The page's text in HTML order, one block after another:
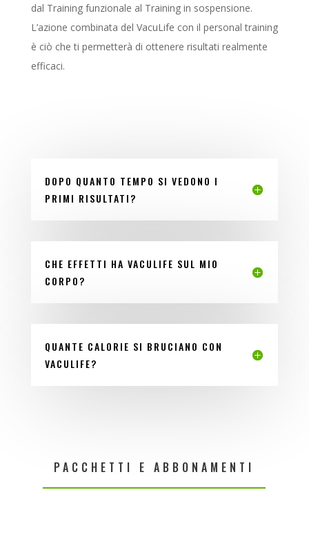
dal Training funzionale al Training in sospensione.
L’azione combinata del VacuLife con il personal training
è ciò che ti permetterà di ottenere risultati realmente
efficaci.
DOPO QUANTO TEMPO SI VEDONO I
PRIMI RISULTATI?
CHE EFFETTI HA VACULIFE SUL MIO
CORPO?
QUANTE CALORIE SI BRUCIANO CON
VACULIFE?
PACCHETTI E ABBONAMENTI